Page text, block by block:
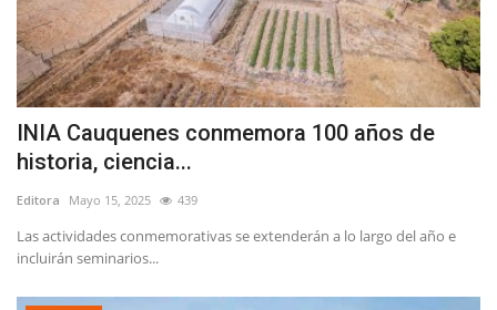
INIA Cauquenes conmemora 100 años de
historia, ciencia...
Editora Mayo 15, 2025 439
Las actividades conmemorativas se extenderán a lo largo del año e
incluirán seminarios...